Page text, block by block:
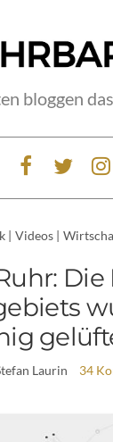
bloggen
| Videos |
Die
Laurin 34